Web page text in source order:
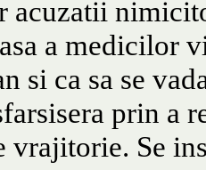
acuzatii
a medicilor
si ca sa se
prin a
vrajitorie. Se